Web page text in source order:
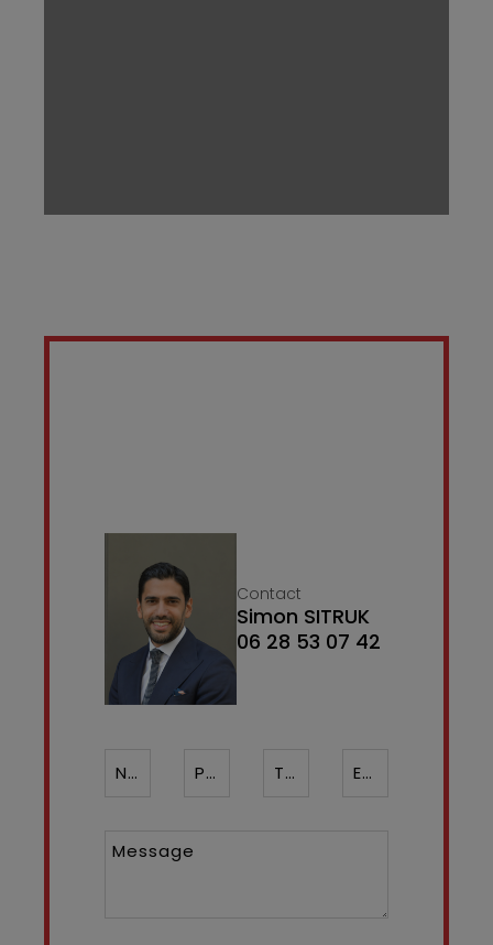
Contact
Simon SITRUK
06 28 53 07 42
Nom* Prénom Téléphone ¹* Email*
Message